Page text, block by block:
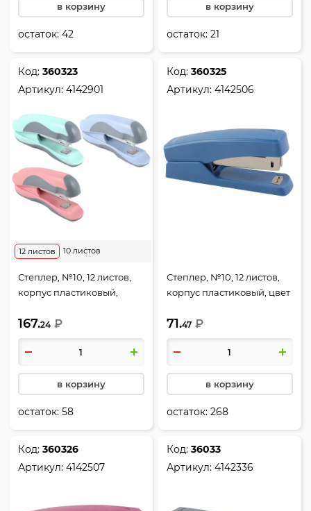
в корзину
остаток:42
в корзину
остаток:21
Код:360323
Артикул:4142901
10 листов
12 листов
Степлер, №10, 12 листов,
корпус пластиковый,
ассорти 3 вида, Пастель,
deVENTE, 4142901
167.24 ₽
в корзину
остаток:58
Код:360325
Артикул:4142506
Степлер, №10, 12 листов,
корпус пластиковый, цвет
deVENTE, 4142506
71.47 ₽
в корзину
остаток:268
Код:360326
Артикул:4142507
Код:36033
Артикул:4142336